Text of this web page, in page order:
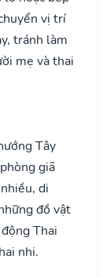
vị trí
tránh làm
mẹ và thai
Tây
giã
di
đồ vật
Thai
nhi.